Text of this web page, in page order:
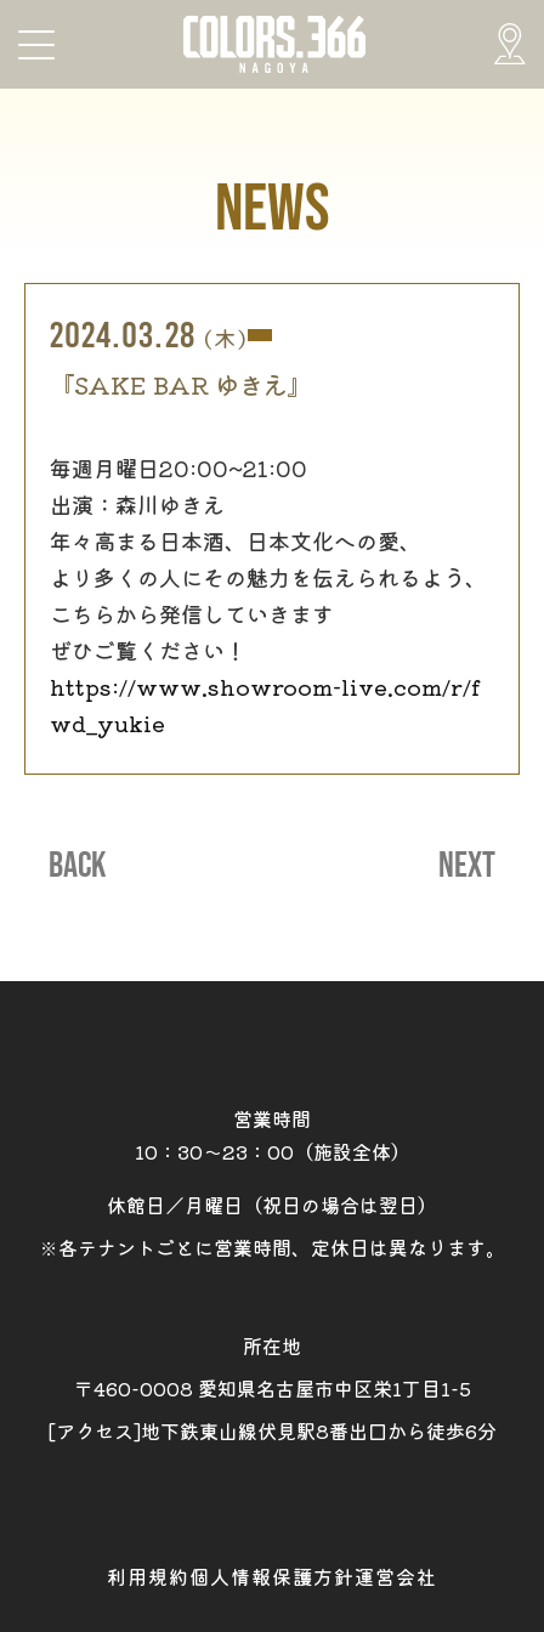
NEWS
2024.03.28 (木)
『SAKE BAR ゆきえ』
毎週月曜日20:00~21:00
出演：森川ゆきえ
年々高まる日本酒、日本文化への愛、
より多くの人にその魅力を伝えられるよう、
こちらから発信していきます
ぜひご覧ください！
https://www.showroom-live.com/r/f
wd_yukie
BACK NEXT
営業時間
10：30～23：00（施設全体）
休館日／月曜日（祝日の場合は翌日）
※各テナントごとに営業時間、定休日は異なります。
所在地
〒460-0008 愛知県名古屋市中区栄1丁目1-5
[アクセス]地下鉄東山線伏見駅8番出口から徒歩6分
利用規約個人情報保護方針運営会社